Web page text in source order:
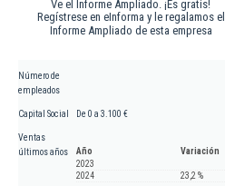
Ve el Informe Ampliado. ¡Es gratis!
Regístrese en eInforma y le regalamos el
Informe Ampliado de esta empresa
Número de
empleados
Capital Social De 0 a 3.100 €
Ventas
últimos años
Año
Variación
2023
2024
23,2 %